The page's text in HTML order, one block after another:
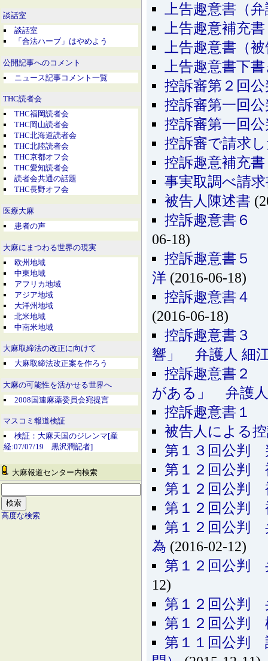
談話室
談話室
「合法ハーブ」はやめよう
公開記事へのコメント
ニュース記事コメント一覧
THC読者会
THC福岡読者会
THC岡山読者会
THC北海道読者会
THC北陸読者会
THC京都オフ会
THC愛知読者会
読者会共通の話題
THC長野オフ会
医療大麻
患者の声
大麻にまつわる世界の現実
欧州地域
中東地域
アフリカ地域
アジア地域
大洋州地域
北米地域
中南米地域
大麻取締法の改正に向けて
大麻取締法改正案を作ろう
大麻の可能性を活かせる世界へ
2008国連麻薬委員会宛提言
マスコミ報道検証
検証：大麻天国のジレンマ[産
経:07/07/19 黒沢潤記者]
大麻報道センター内検索
高度な検索
上告趣意書（
上告趣意補充
上告趣意書（
上告趣意書下
控訴審第２回
控訴審第一回
控訴審第一回
控訴審で請求
控訴趣意補充
事実取調べ請
被告人陳述書
控訴趣意書６
06-18)
控訴趣意書５
洋 (2016-06-18)
控訴趣意書４
(2016-06-18)
控訴趣意書３
響」 弁護人 細
控訴趣意書２
がある」 弁護人
控訴趣意書１
被告人による
第１３回公判
第１２回公判
第１２回公判
第１２回公判
第１２回公判
為 (2016-02-12)
第１２回公判
12)
第１２回公判
第１２回公判
第１１回公判